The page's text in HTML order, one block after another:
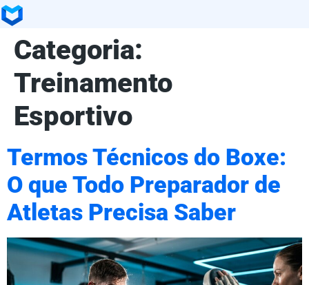
Categoria:
Treinamento
Esportivo
Termos Técnicos do Boxe:
O que Todo Preparador de
Atletas Precisa Saber